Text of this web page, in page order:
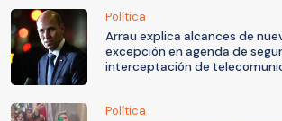
Política
Arrau explica alcances de
excepción en agenda de
interceptación de
Política